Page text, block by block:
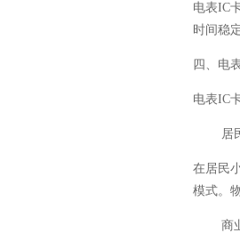
电表IC
时间稳
四、电
电表IC
居
在居民
模式。
商